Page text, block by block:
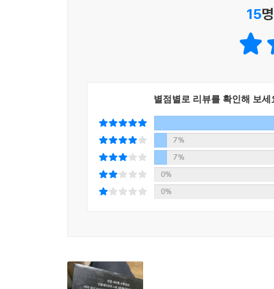
:성장 속도를 기업 이익이 따라가지 못하는 시장
주요 국가들 사이에서 부의 이동이 이뤄졌다. 당
탓에 제1차 세계대전 이후에 나타난 주가상승
따라가지 못해 주가는 정체됐다.
●두 번째 침체장_1932년 7월
:할부 금융이 쏘아올린 호황과 은행 파산이 마무리
위기는 유럽의 은행 위기까지 심화됐다. 주식 시장
투자자들에게 도움이 되는 정보를 주고 있다.
- 제프 화이트 (스톡 밴디트 CEO)
역사적 주가 하락기들 사이의 비슷한 점과 다
필수적으로 읽어야 할 책이다.
- 빌 스트롱 (에퀴녹스 파트너스와 쿠로토 펀드 헤
투자 역사의 거대한 흐름, 특히 시장이 갑자기
- 빌 제이미슨 (〈더 스코츠맨〉 칼럼니스트)
15
별점별로 리뷰를 확인해 보세
7%
7%
0%
0%